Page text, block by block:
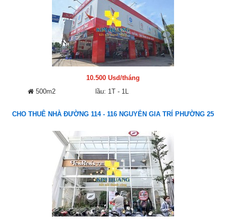
10.500 Usd/tháng
500m2
lầu: 1T - 1L
CHO THUÊ NHÀ ĐƯỜNG 114 - 116 NGUYỄN GIA TRÍ PHƯỜNG 25